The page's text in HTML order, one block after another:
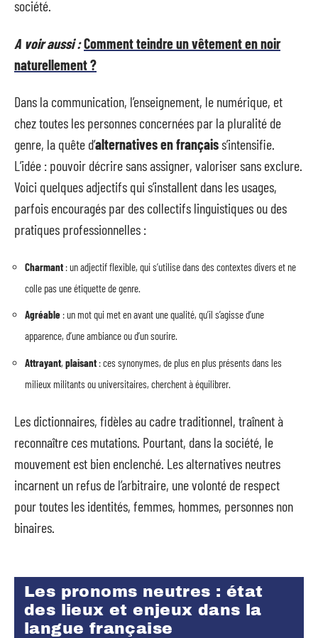
société.
A voir aussi :Comment teindre un vêtement en noir
naturellement ?
Dans la communication, l’enseignement, le numérique, et
chez toutes les personnes concernées par la pluralité de
genre, la quête d’alternatives en françaiss’intensifie.
L’idée : pouvoir décrire sans assigner, valoriser sans exclure.
Voici quelques adjectifs qui s’installent dans les usages,
parfois encouragés par des collectifs linguistiques ou des
pratiques professionnelles :
Charmant : un adjectif flexible, qui s’utilise dans des contextes divers et ne
colle pas une étiquette de genre.
Agréable : un mot qui met en avant une qualité, qu’il s’agisse d’une
apparence, d’une ambiance ou d’un sourire.
Attrayant, plaisant : ces synonymes, de plus en plus présents dans les
milieux militants ou universitaires, cherchent à équilibrer.
Les dictionnaires, fidèles au cadre traditionnel, traînent à
reconnaître ces mutations. Pourtant, dans la société, le
mouvement est bien enclenché. Les alternatives neutres
incarnent un refus de l’arbitraire, une volonté de respect
pour toutes les identités, femmes, hommes, personnes non
binaires.
Les pronoms neutres : état
des lieux et enjeux dans la
langue française